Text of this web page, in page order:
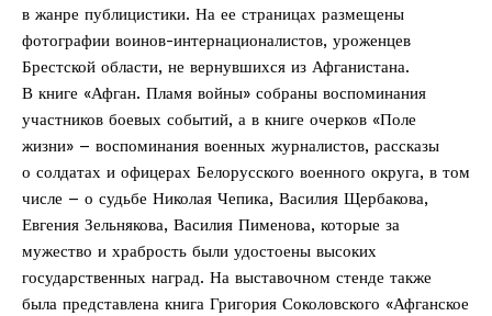
в жанре публицистики. На ее страницах размещены
фотографии воинов-­интернационалистов, уроженцев
Брестской области, не вернувшихся из Афганистана.
В книге «Афган. Пламя вой­ны» собраны воспоминания
участников боевых событий, а в книге очерков «Поле
жизни» – воспоминания военных журналистов, рассказы
о солдатах и офицерах Белорусского военного округа, в том
числе – о судьбе Николая Чепика, Василия Щербакова,
Евгения Зельнякова, Василия Пименова, которые за
мужество и храбрость были удостоены высоких
государственных наград. На выставочном стенде также
была представлена книга Григория Соколовского «Афганское